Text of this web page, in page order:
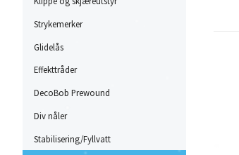
Strykemerker
Glidelås
Effekttråder
DecoBob Prewound
Div nåler
Stabilisering/Fyllvatt